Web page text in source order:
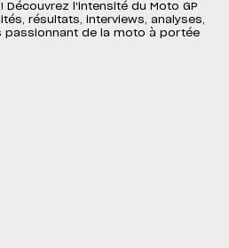
Découvrez l'intensité du Moto GP
résultats, interviews, analyses,
passionnant de la moto à portée